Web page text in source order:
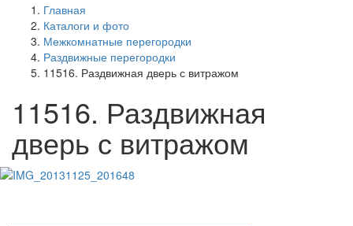
Главная
Каталоги и фото
Межкомнатные перегородки
Раздвижные перегородки
11516. Раздвижная дверь с витражом
11516. Раздвижная
дверь с витражом